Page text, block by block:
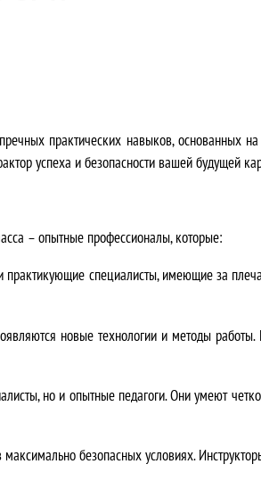
практических навыков, основанных
успеха и безопасности вашей будущей
– опытные профессионалы, которые:
практикующие специалисты, имеющие за
новые технологии и методы
но и опытные педагоги. Они умеют
безопасных условиях.